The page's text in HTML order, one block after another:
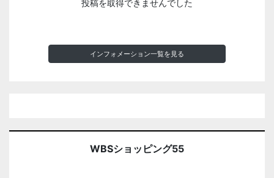
投稿を取得できませんでした
インフォメーション一覧を見る
WBSショッピング55